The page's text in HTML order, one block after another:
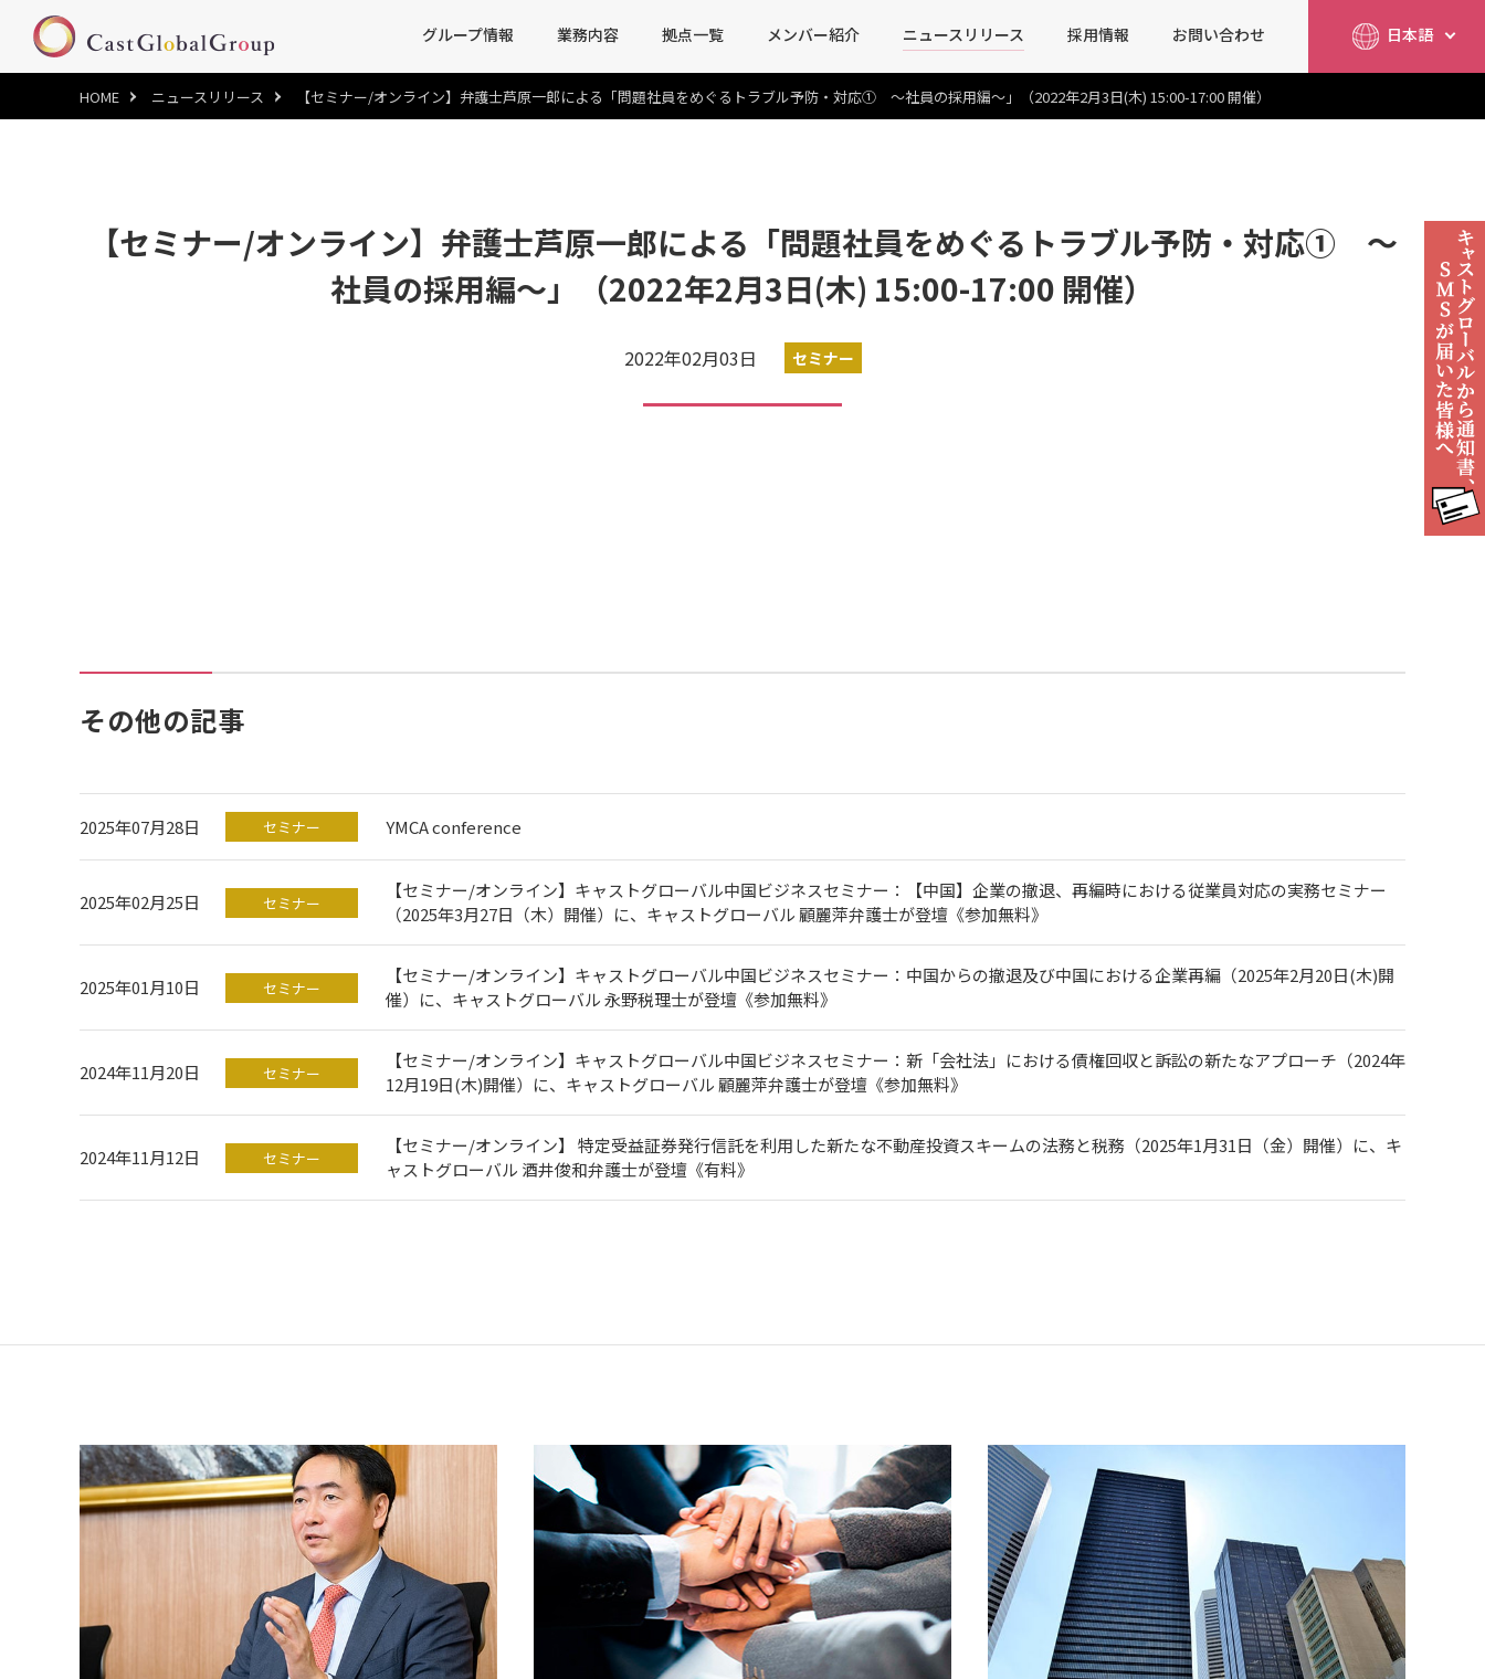
グループ情報 業務内容 拠点一覧 メンバー紹介 ニュースリリース 採用情報 お問い合わせ 日本語
HOME ニュースリリース 【セミナー/オンライン】弁護士芦原一郎による「問題社員をめぐるトラブル予防・対応① ～社員の採用編～」（2022年2月3日(木) 15:00-17:00 開催）
【セミナー/オンライン】弁護士芦原一郎による「問題社員をめぐるトラブル予防・対応① ～
社員の採用編～」（2022年2月3日(木) 15:00-17:00 開催）
2022年02月03日 セミナー
その他の記事
2025年07月28日 セミナー YMCA conference
2025年02月25日 セミナー
【セミナー/オンライン】キャストグローバル中国ビジネスセミナー：【中国】企業の撤退、再編時における従業員対応の実務セミナー
（2025年3月27日（木）開催）に、キャストグローバル 顧麗萍弁護士が登壇《参加無料》
2025年01月10日 セミナー
【セミナー/オンライン】キャストグローバル中国ビジネスセミナー：中国からの撤退及び中国における企業再編（2025年2月20日(木)開
催）に、キャストグローバル 永野税理士が登壇《参加無料》
2024年11月20日 セミナー
【セミナー/オンライン】キャストグローバル中国ビジネスセミナー：新「会社法」における債権回収と訴訟の新たなアプローチ（2024年
12月19日(木)開催）に、キャストグローバル 顧麗萍弁護士が登壇《参加無料》
2024年11月12日 セミナー
【セミナー/オンライン】 特定受益証券発行信託を利用した新たな不動産投資スキームの法務と税務（2025年1月31日（金）開催）に、キ
ャストグローバル 酒井俊和弁護士が登壇《有料》